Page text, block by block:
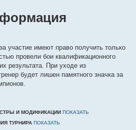
участие имеют право получить только
провели бои квалификационного
результата. При уходе из
будет лишен памятного значка за
И МОДИФИКАЦИИ ПОКАЗАТЬ
ТУРНИРА ПОКАЗАТЬ